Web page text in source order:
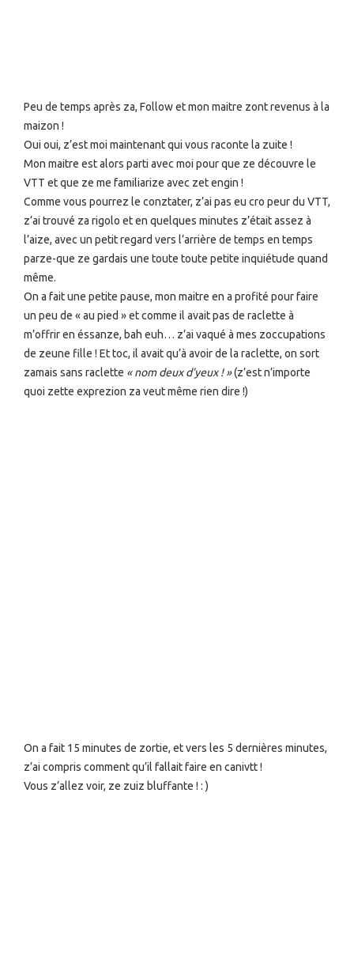
Peu de temps après za, Follow et mon maitre zont revenus à la
maizon !
Oui oui, z’est moi maintenant qui vous raconte la zuite !
Mon maitre est alors parti avec moi pour que ze découvre le
VTT et que ze me familiarize avec zet engin !
Comme vous pourrez le conztater, z’ai pas eu cro peur du VTT,
z’ai trouvé za rigolo et en quelques minutes z’était assez à
l’aize, avec un petit regard vers l’arrière de temps en temps
parze-que ze gardais une toute toute petite inquiétude quand
même.
On a fait une petite pause, mon maitre en a profité pour faire
un peu de « au pied » et comme il avait pas de raclette à
m’offrir en éssanze, bah euh… z’ai vaqué à mes zoccupations
de zeune fille ! Et toc, il avait qu’à avoir de la raclette, on sort
zamais sans raclette « nom deux d’yeux ! »(z’est n’importe
quoi zette exprezion za veut même rien dire !)
On a fait 15 minutes de zortie, et vers les 5 dernières minutes,
z’ai compris comment qu’il fallait faire en canivtt !
Vous z’allez voir, ze zuiz bluffante ! : )